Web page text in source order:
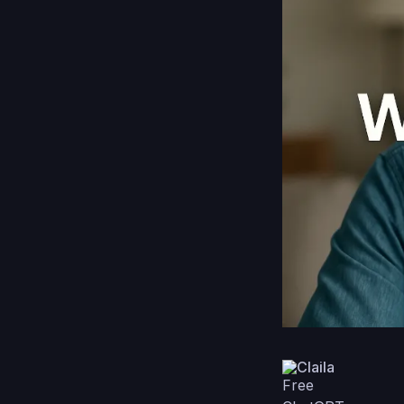
Claila